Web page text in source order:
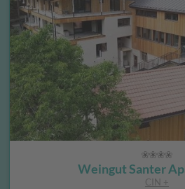
Weingut Santer
CIN +